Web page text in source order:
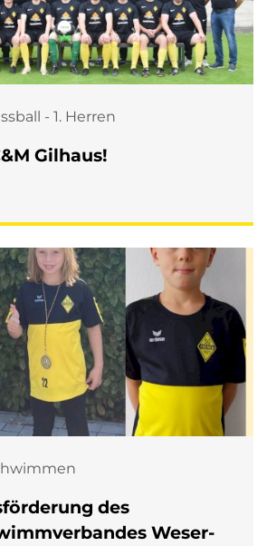
- 1. Herren
Gilhaus!
des
Weser-